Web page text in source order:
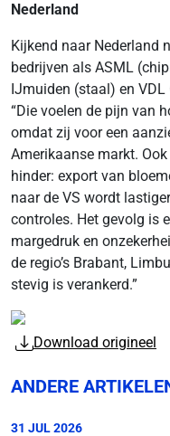
Nederland
Kijkend naar Nederland
bedrijven als ASML
IJmuiden (staal) en VDL
“Die voelen de pijn van
omdat zij voor een
Amerikaanse markt.
hinder: export van
naar de VS wordt
controles. Het gevolg is
margedruk en
de regio’s Brabant,
stevig is verankerd.”
Download origineel
ANDERE
31 JUL 2026